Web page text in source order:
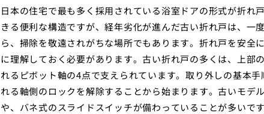
日本の住宅で最も多く採用されている浴室ドアの形式が折れ
きる便利な構造ですが、経年劣化が進んだ古い折れ戸は、一
ら、掃除を敬遠されがちな場所でもあります。折れ戸を安全
に理解しておく必要があります。古い折れ戸の多くは、上部
れるピボット軸の4点で支えられています。取り外しの基本
れる軸側のロックを解除することから始まります。古いモデ
や、バネ式のスライドスイッチが備わっていることが多いで